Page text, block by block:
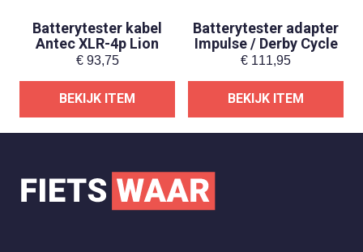
Batterytester kabel
Antec XLR-4p Lion
€93,75
BEKIJK ITEM
Batterytester adapter
Impulse / Derby Cycle
€ 111,95
BEKIJK ITEM